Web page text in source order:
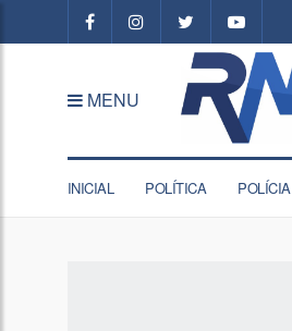
MENU
INICIAL POLÍTICA POLÍCIA